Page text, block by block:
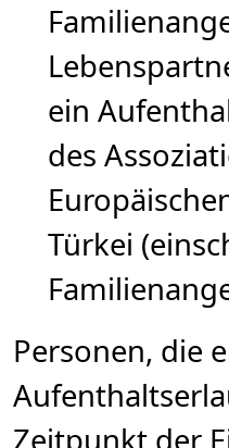
ein
des
Türkei
Personen, die
Zeitpunkt der